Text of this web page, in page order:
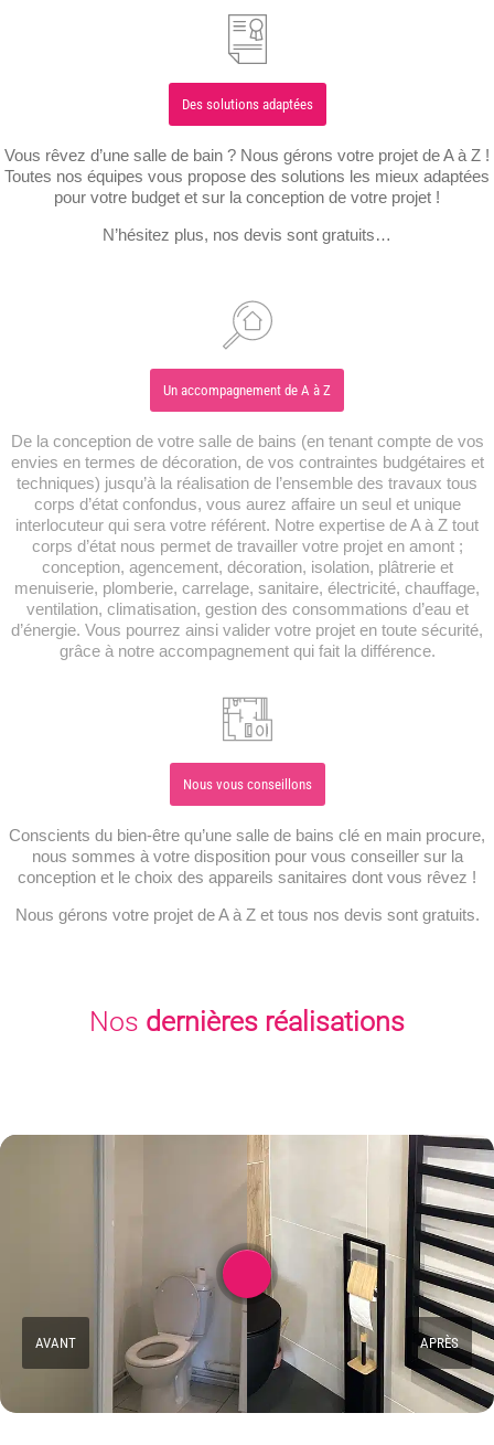
Des solutions adaptées
Vous rêvez d’une salle de bain ? Nous gérons votre projet de A à Z !
Toutes nos équipes vous propose des solutions les mieux adaptées
pour votre budget et sur la conception de votre projet !
N’hésitez plus, nos devis sont gratuits…
Un accompagnement de A à Z
De la conception de votre salle de bains (en tenant compte de vos
envies en termes de décoration, de vos contraintes budgétaires et
techniques) jusqu’à la réalisation de l’ensemble des travaux tous
corps d’état confondus, vous aurez affaire un seul et unique
interlocuteur qui sera votre référent. Notre expertise de A à Z tout
corps d’état nous permet de travailler votre projet en amont ;
conception, agencement, décoration, isolation, plâtrerie et
menuiserie, plomberie, carrelage, sanitaire, électricité, chauffage,
ventilation, climatisation, gestion des consommations d’eau et
d’énergie. Vous pourrez ainsi valider votre projet en toute sécurité,
grâce à notre accompagnement qui fait la différence.
Nous vous conseillons
Conscients du bien-être qu’une salle de bains clé en main procure,
nous sommes à votre disposition pour vous conseiller sur la
conception et le choix des appareils sanitaires dont vous rêvez !
Nous gérons votre projet de A à Z et tous nos devis sont gratuits.
Nos dernières réalisations
APRÈS
AVANT